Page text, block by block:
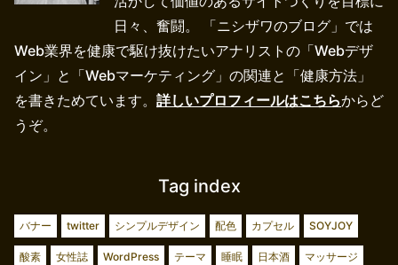
日々、奮闘。 「ニシザワのブログ」では
Web業界を健康で駆け抜けたいアナリストの「Webデザ
イン」と「Webマーケティング」の関連と「健康方法」
を書きためています。 詳しいプロフィールはこちらからど
うぞ。
Tag index
バナー twitter シンプルデザイン 配色 カプセル SOYJOY
酸素 女性誌 WordPress テーマ 睡眠 日本酒 マッサージ